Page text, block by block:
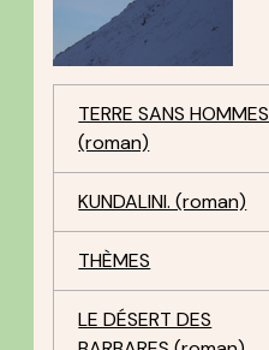
TERRE SANS HOMMES
(roman)
KUNDALINI. (roman)
THÈMES
LE DÉSERT DES